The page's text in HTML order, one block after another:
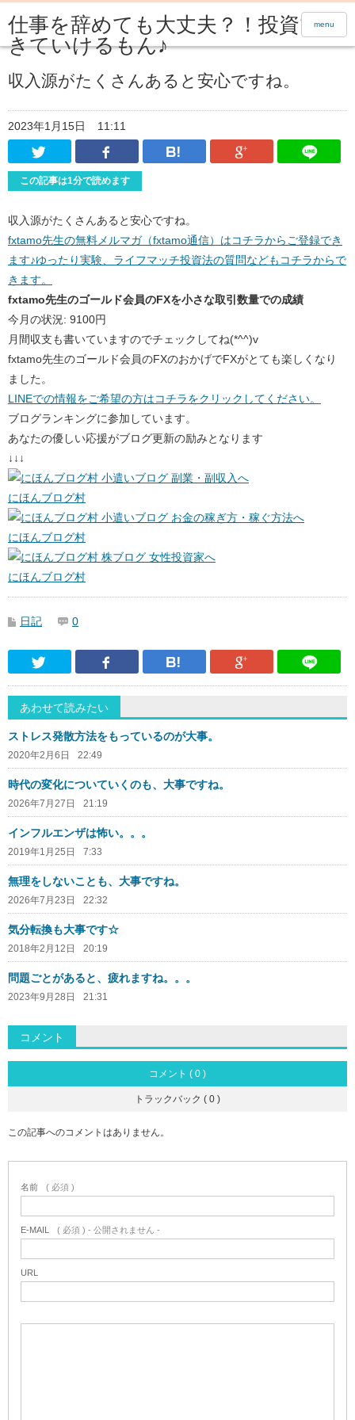
仕事を辞めても大丈夫？！投資で生
きていけるもん♪
menu
収入源がたくさんあると安心ですね。
2023年1月15日
11:11
Twitter
Facebook はてなブックマーク
Google
この記事は1分で読めます
収入源がたくさんあると安心ですね。
fxtamo先生の無料メルマガ（fxtamo通信）はコチラからご登録でき
ます♪ゆったり実験、ライフマッチ投資法の質問などもコチラからで
きます。
fxtamo先生のゴールド会員のFXを小さな取引数量での成績
今月の状況: 9100円
月間収支も書いていますのでチェックしてね(*^^)v
fxtamo先生のゴールド会員のFXのおかげでFXがとても楽しくなり
ました。
LINEでの情報をご希望の方はコチラをクリックしてください。
ブログランキングに参加しています。
あなたの優しい応援がブログ更新の励みとなります
↓↓↓
にほんブログ村
にほんブログ村
にほんブログ村
日記 0
Twitter Facebook はてなブックマーク
Google
あわせて読みたい
ストレス発散方法をもっているのが大事。
2020年2月6日 22:49
時代の変化についていくのも、大事ですね。
2026年7月27日 21:19
インフルエンザは怖い。。。
2019年1月25日 7:33
無理をしないことも、大事ですね。
2026年7月23日 22:32
気分転換も大事です☆
2018年2月12日 20:19
問題ごとがあると、疲れますね。。。
2023年9月28日 21:31
コメント
コメント ( 0 )
トラックバック ( 0 )
この記事へのコメントはありません。
名前 ( 必須 )
E-MAIL ( 必須 ) - 公開されません -
URL